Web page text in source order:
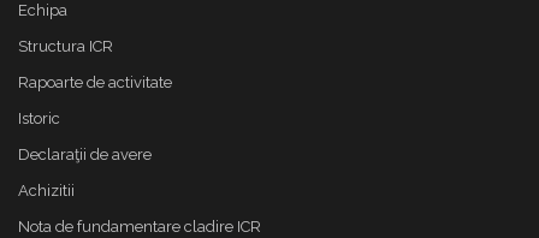
Echipa
Structura ICR
Rapoarte de activitate
Istoric
Declaraţii de avere
Achizitii
Nota de fundamentare cladire ICR